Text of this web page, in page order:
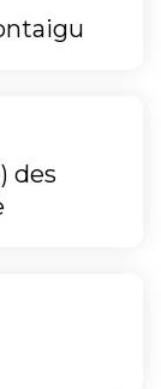
des